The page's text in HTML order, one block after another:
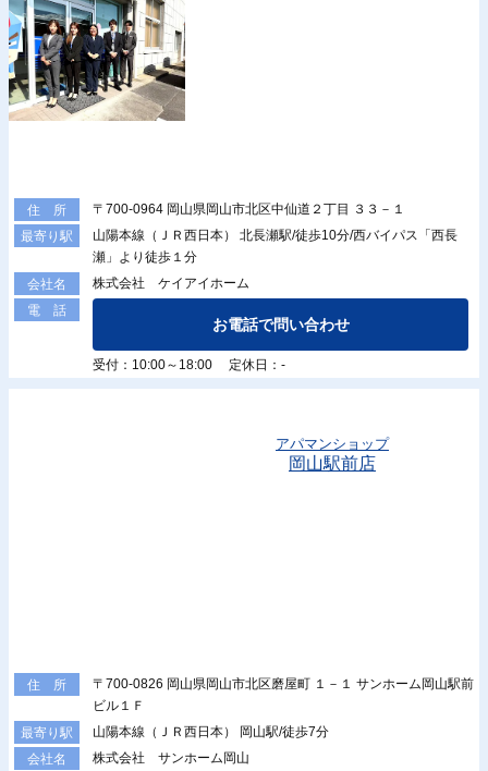
住 所
〒700-0964 岡山県岡山市北区中仙道２丁目 ３３－１
最寄り駅
山陽本線（ＪＲ西日本） 北長瀬駅/徒歩10分/西バイパス「西長
瀬」より徒歩１分
会社名
株式会社 ケイアイホーム
電 話
お電話で問い合わせ
受付：10:00～18:00 定休日：-
アパマンショップ
岡山駅前店
住 所
〒700-0826 岡山県岡山市北区磨屋町 １－１ サンホーム岡山駅前
ビル１Ｆ
最寄り駅
山陽本線（ＪＲ西日本） 岡山駅/徒歩7分
会社名
株式会社 サンホーム岡山